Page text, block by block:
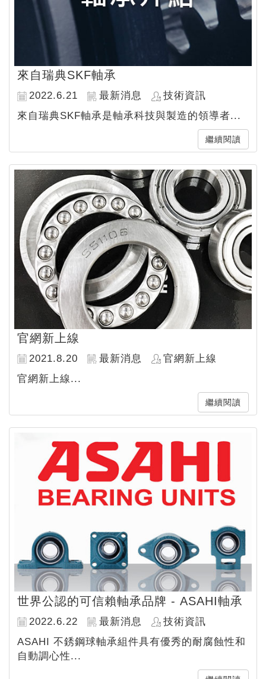
來自瑞典SKF軸承
2022.6.21 最新消息
技術資訊
來自瑞典SKF軸承是軸承科技與製造的領導者...
繼續閱讀
官網新上線
2021.8.20 最新消息
官網新上線
官網新上線...
繼續閱讀
世界公認的可信賴軸承品牌 - ASAHI軸承
2022.6.22 最新消息
技術資訊
ASAHI 不銹鋼球軸承組件具有優秀的耐腐蝕性和
自動調心性...